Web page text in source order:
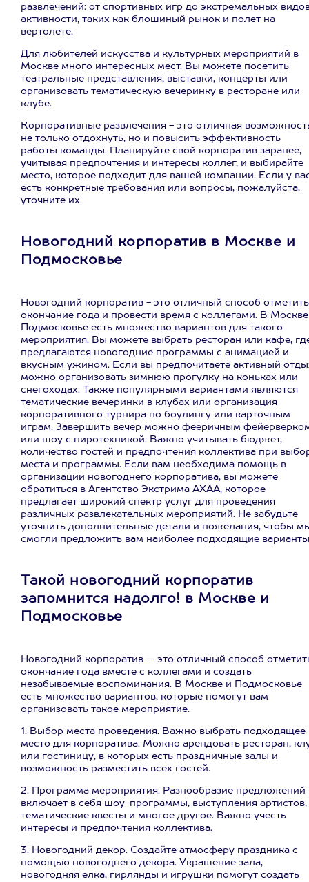
развлечений: от спортивных игр до экстремальных
активности, таких как блошиный рынок и полет на
вертолете.
Для любителей искусства и культурных мероприятий в
Москве много интересных мест. Вы можете посетить
театральные представления, выставки, концерты или
организовать тематическую вечеринку в ресторане или
клубе.
Корпоративные развлечения - это отличная
не только отдохнуть, но и повысить эффективность
работы команды. Планируйте свой корпоратив заранее,
учитывая предпочтения и интересы коллег, и выбирайте
место, которое подходит для вашей компании. Если у
есть конкретные требования или вопросы, пожалуйста,
уточните их.
Новогодний корпоратив в Москве и
Подмосковье
Новогодний корпоратив - это отличный способ отметить
окончание года и провести время с коллегами. В
Подмосковье есть множество вариантов для такого
мероприятия. Вы можете выбрать ресторан или кафе,
предлагаются новогодние программы с анимацией и
вкусным ужином. Если вы предпочитаете активный
можно организовать зимнюю прогулку на коньках или
снегоходах. Также популярными вариантами являются
тематические вечеринки в клубах или организация
корпоративного турнира по боулингу или карточным
играм. Завершить вечер можно фееричным
или шоу с пиротехникой. Важно учитывать бюджет,
количество гостей и предпочтения коллектива при
места и программы. Если вам необходима помощь в
организации новогоднего корпоратива, вы можете
обратиться в Агентство Экстрима АХАА, которое
предлагает широкий спектр услуг для проведения
различных развлекательных мероприятий. Не забудьте
уточнить дополнительные детали и пожелания, чтобы
смогли предложить вам наиболее подходящие
Такой новогодний корпоратив
запомнится надолго! в Москве и
Подмосковье
Новогодний корпоратив — это отличный способ
окончание года вместе с коллегами и создать
незабываемые воспоминания. В Москве и Подмосковье
есть множество вариантов, которые помогут вам
организовать такое мероприятие.
1. Выбор места проведения. Важно выбрать подходящее
место для корпоратива. Можно арендовать ресторан,
или гостиницу, в которых есть праздничные залы и
возможность разместить всех гостей.
2. Программа мероприятия. Разнообразие предложений
включает в себя шоу-программы, выступления артистов,
тематические квесты и многое другое. Важно учесть
интересы и предпочтения коллектива.
3. Новогодний декор. Создайте атмосферу праздника с
помощью новогоднего декора. Украшение зала,
новогодняя елка, гирлянды и игрушки помогут создать